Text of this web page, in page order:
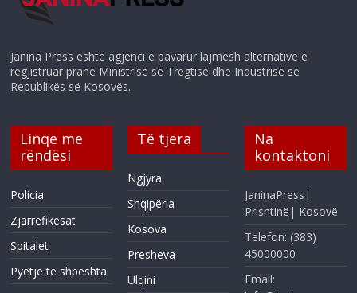
Janina Press është agjenci e pavarur lajmesh alternative e
regjistruar pranë Ministrisë së Tregtisë dhe Industrisë së
Republikës së Kosovës.
Linqe me
rëndësi
Policia
Zjarrëfikësat
Spitalet
Pyetje të shpeshta
Të tjera
Ngjyra
Shqipëria
Kosova
Presheva
Ulqini
Na
kontaktoni
JaninaPress|
Prishtinë| Kosovë
Telefon: (383)
45000000
Email: